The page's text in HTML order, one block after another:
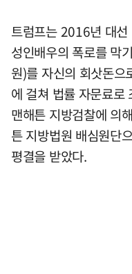
트럼프는 2016년 대
성인배우의 폭로를 막
원)를 자신의 회삿돈
에 걸쳐 법률 자문료로
맨해튼 지방검찰에 의
튼 지방법원 배심원단
평결을 받았다.